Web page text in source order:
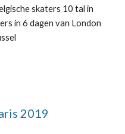
skaters 10 tal in
in 6 dagen van London
2019